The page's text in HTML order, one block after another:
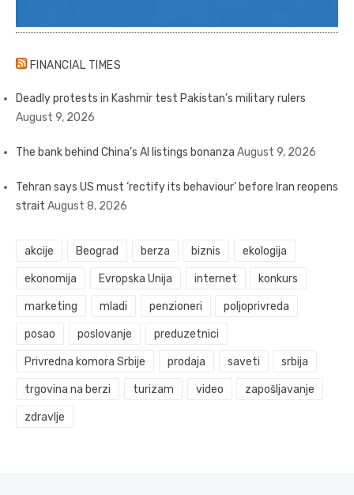
FINANCIAL TIMES
Deadly protests in Kashmir test Pakistan’s military rulers
August 9, 2026
The bank behind China’s AI listings bonanza August 9, 2026
Tehran says US must ‘rectify its behaviour’ before Iran reopens
strait August 8, 2026
akcije Beograd berza biznis ekologija
ekonomija Evropska Unija internet konkurs
marketing mladi penzioneri poljoprivreda
posao poslovanje preduzetnici
Privredna komora Srbije prodaja saveti srbija
trgovina na berzi turizam video zapošljavanje
zdravlje